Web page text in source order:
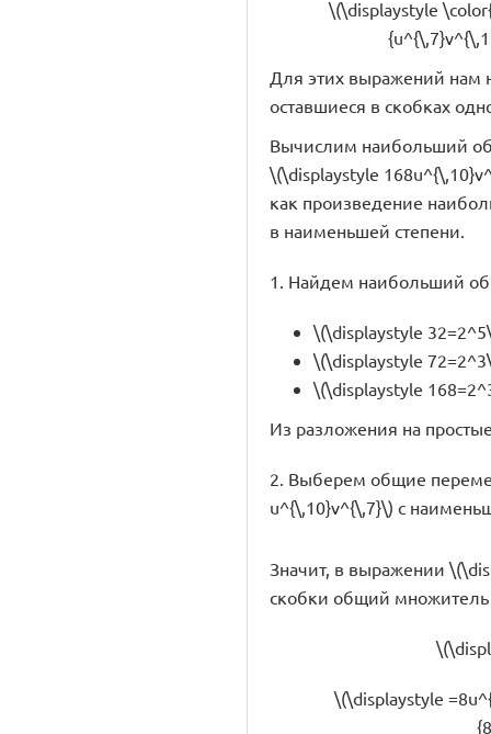
\(\displaystyle
Для этих выражений нам
оставшиеся в скобках
Вычислим наибольший
\(\displaystyle
как произведение
в наименьшей степени.
1. Найдем наибольший
\(\displaystyle
\(\displaystyle
\(\displaystyle
Из разложения на
2. Выберем общие
u^{\,10}v^{\,7}\) с
Значит, в выражении
скобки общий
\(\displaystyle